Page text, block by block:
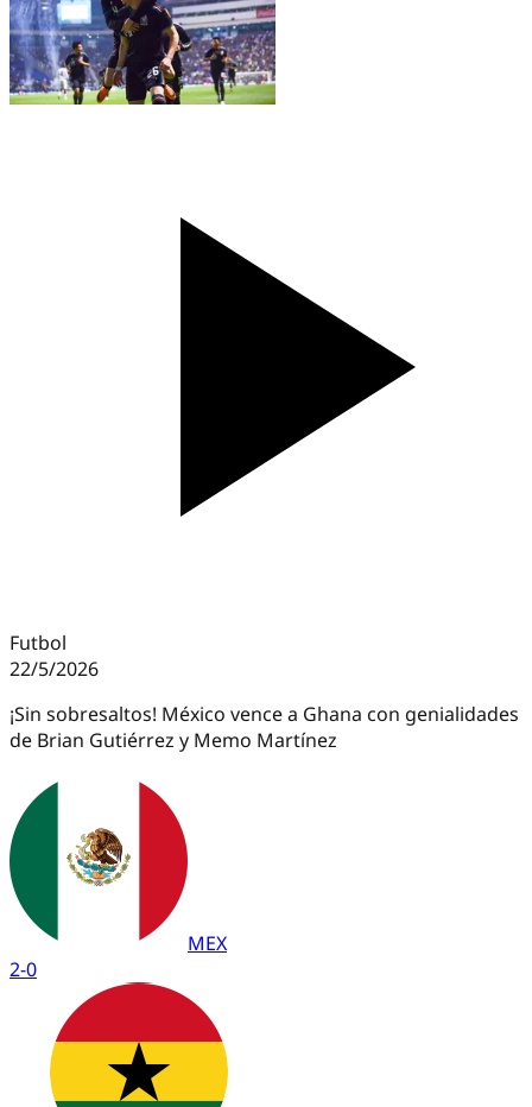
Futbol
22/5/2026
¡Sin sobresaltos! México vence a Ghana con genialidades
de Brian Gutiérrez y Memo Martínez
MEX
2-0